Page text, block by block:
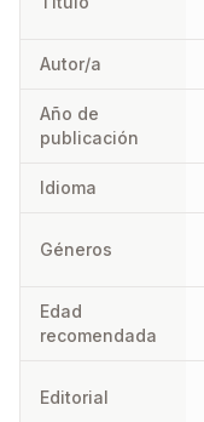
Autor/a
Año de
publicación
Idioma
Géneros
Edad
recomendada
Editorial